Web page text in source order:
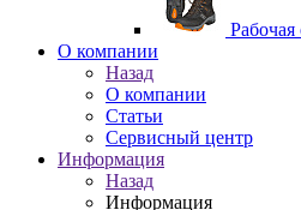
Рабочая
O компании
Назад
O компании
Статьи
Сервисный центр
Информация
Назад
Информация